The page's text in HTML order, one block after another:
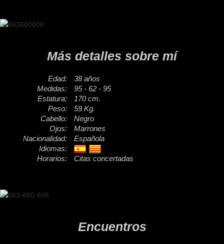
Más detalles sobre mí
Edad:
38 años
Medidas:
95 - 62 - 95
Estatura:
170 cm.
Peso:
59 Kg.
Cabello:
Negro
Ojos:
Marrones
Nacionalidad:
Española
Idiomas:
Horarios:
Citas concertadas
Encuentros